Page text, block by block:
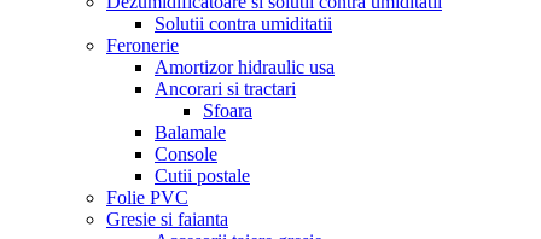
Solutii contra umiditatii
Feronerie
Amortizor hidraulic usa
Ancorari si tractari
Sfoara
Balamale
Console
Cutii postale
Folie PVC
Gresie si faianta